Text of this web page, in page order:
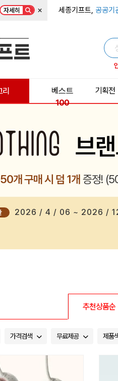
자세히 × 세종기프트, 공공기
베스트
100
기획전
브
50개 구매 시 덤 1개증정!
2026 / 4 / 06 ~ 2026 /
추천상품순
가격검색 무료제공 제품